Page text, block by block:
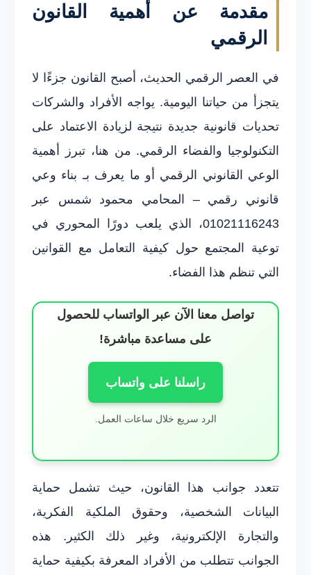
مقدمة عن أهمية القانون
الرقمي
في العصر الرقمي الحديث، أصبح القانون جزءًا لا
يتجزأ من حياتنا اليومية. يواجه الأفراد والشركات
تحديات قانونية جديدة نتيجة لزيادة الاعتماد على
التكنولوجيا والفضاء الرقمي. من هنا، تبرز أهمية
الوعي القانوني الرقمي أو ما يعرف بـ بناء وعي
قانوني رقمي – المحامي محمود شمس عبر
01021116243، الذي يلعب دورًا المحوري في
توعية المجتمع حول كيفية التعامل مع القوانين
التي تنظم هذا الفضاء.
تواصل معنا الآن عبر الواتساب للحصول
على مساعدة مباشرة!
راسلنا على واتساب
الرد سريع خلال ساعات العمل.
تتعدد جوانب هذا القانون، حيث تشمل حماية
البيانات الشخصية، وحقوق الملكية الفكرية،
والتجارة الإلكترونية، وغير ذلك الكثير. هذه
الجوانب تتطلب من الأفراد المعرفة بكيفية حماية